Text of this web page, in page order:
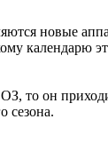
новые
календарю
то он
сезона.